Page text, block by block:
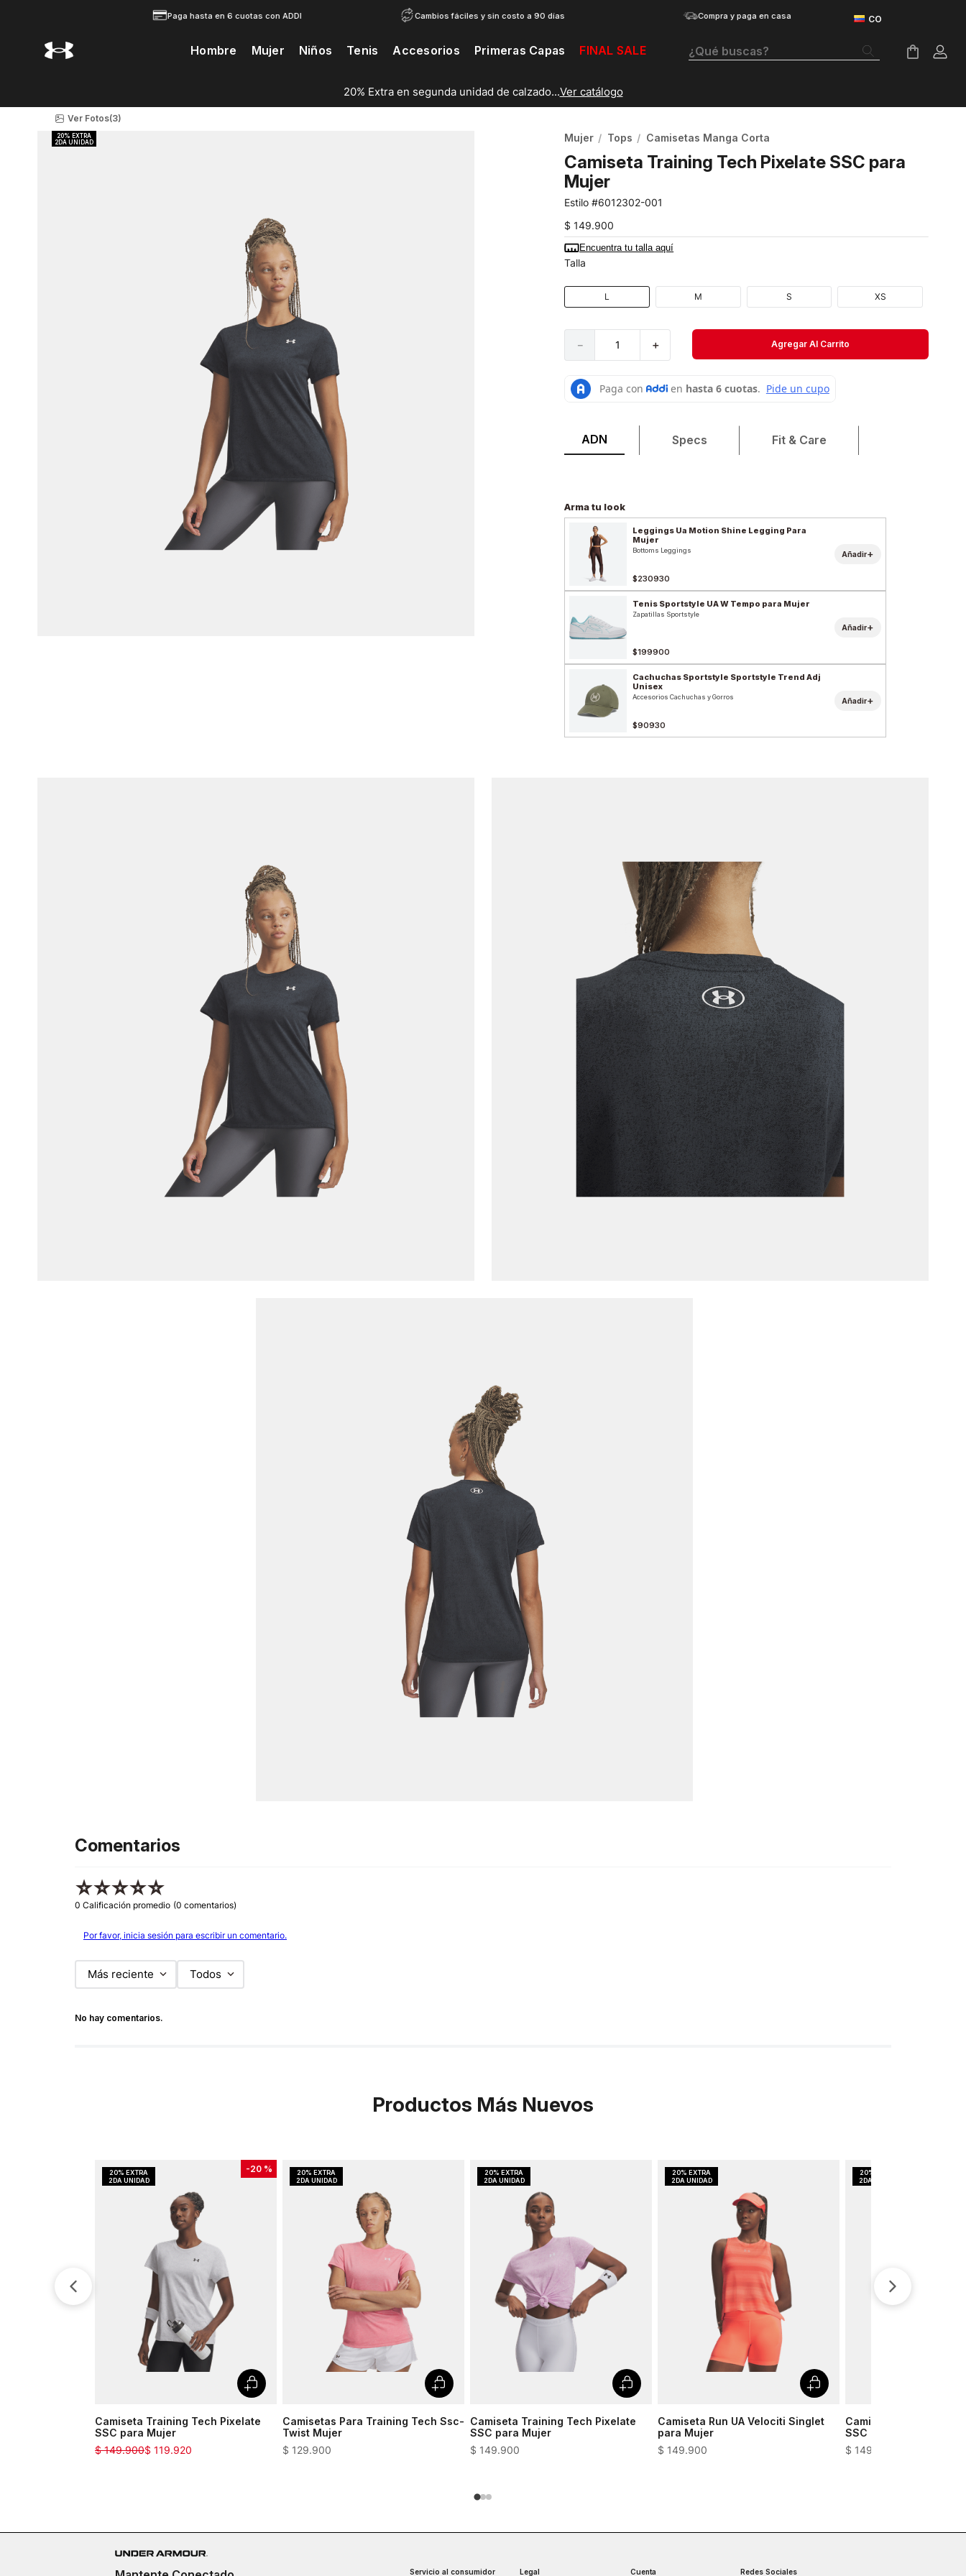
Paga hasta en 6 cuotas con ADDI Cambios fáciles y sin costo a 90 días Compra y paga en casa
Hombre Mujer Niños Tenis Accesorios Primeras Capas FINAL SALE ¿Qué buscas?
20% Extra en segunda unidad de calzado...Ver catálogo
Ver Fotos(3)
Mujer Tops Camisetas Manga Corta
Camiseta Training Tech Pixelate SSC para
Mujer
6012302-001
$ 149.900
Encuentra tu talla aquí
Talla
L M S XS
＋
－ Agregar Al Carrito
ADN Specs Fit & Care
Arma tu look
Leggings Ua Motion Shine Legging Para
Mujer
Bottoms Leggings
$230930
Añadir+
Tenis Sportstyle UA W Tempo para Mujer
Zapatillas Sportstyle
$199900
Añadir+
Cachuchas Sportstyle Sportstyle Trend Adj
Unisex
Accesorios Cachuchas y Gorros
$90930
Añadir+
Comentarios
☆☆☆☆☆
0 Calificación promedio (0 comentarios)
Por favor, inicia sesión para escribir un comentario.
Más reciente Todos
No hay comentarios.
Productos Más Nuevos
-20 %
Camiseta Training Tech Pixelate
SSC para Mujer
$ 119.920
$ 149.900
Camisetas Para Training Tech Ssc-
Twist Mujer
$ 129.900
Camiseta Training Tech Pixelate
SSC para Mujer
$ 149.900
Camiseta Run UA Velociti Singlet
para Mujer
$ 149.900
Camiseta Training
SSC para Mujer
$ 149
Servicio al consumidor Legal Cuenta Redes Sociales
Botas
Tenis Mujer
Tenis Hombre
Velociti Distance
Basketball
Short
Medias
Velociti